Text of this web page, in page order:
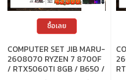
ซื้อเลย
COMPUTER SET JIB MARU-
2608070 RYZEN 7 8700F
/ RTX5060TI 8GB / B650 /